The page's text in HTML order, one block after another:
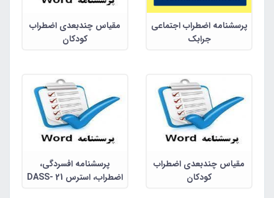
پرسشنامه اضطراب اجتماعی
جرابک
مقیاس چندبعدی اضطراب
کودکان
مقیاس چندبعدی اضطراب
کودکان
پرسشنامه افسردگی،
اضطراب، استرس DASS- 21